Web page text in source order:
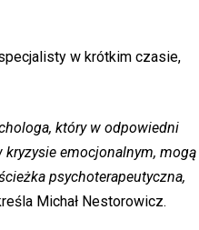
w krótkim czasie,
który w odpowiedni
kryzysie emocjonalnym, mogą
psychoterapeutyczna,
Michał Nestorowicz.